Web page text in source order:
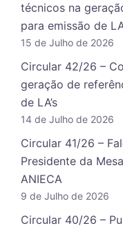
técnicos na
para emissão de
15 de Julho de 2026
Circular 42/26 –
geração de
de LA’s
14 de Julho de 2026
Circular 41/26 –
Presidente da
ANIECA
9 de Julho de 2026
Circular 40/26 –